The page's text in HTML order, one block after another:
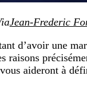
Jean-Frederic
d’avoir une
raisons
aideront à